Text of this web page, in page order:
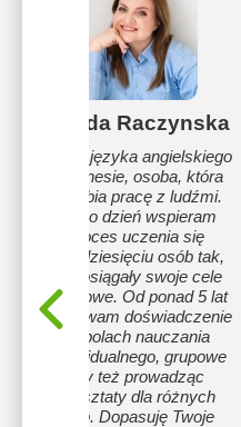
Wanda Raczynska
Trener języka angielskiego
w biznesie, osoba, która
uwielbia pracę z ludźmi.
Na co dzień wspieram
proces uczenia się
kilkudziesięciu osób tak,
aby osiągały swoje cele
językowe. Od ponad 5 lat
zdobywam doświadczenie
na polach nauczania
indywidualnego, grupowe
czy też prowadząc
warsztaty dla różnych
grup. Dopasuję Twoje